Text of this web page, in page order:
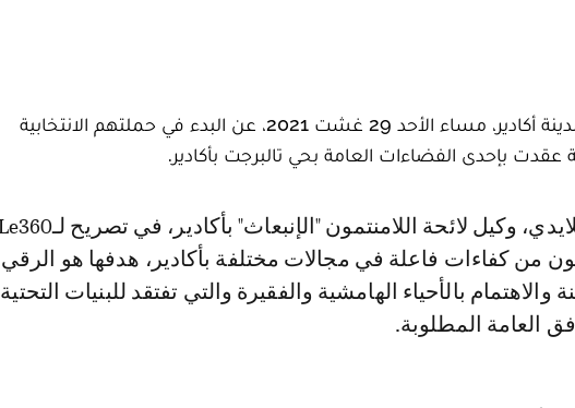
أعلن اللامنتمون المنضوون تحت اسم "الإنبعاث" بمدينة أكادير، مساء الأحد 29 غشت 2021، عن البدء في حملتهم الانتخابية
بإحدى الفضاءات العامة بحي تالبرجت بأكادير.
من كفاءات فاعلة في مجالات مختلفة بأكادير، هدفها هو الرقي
والاهتمام بالأحياء الهامشية والفقيرة والتي تفتقد للبنيات التحتية
العامة المطلوبة.